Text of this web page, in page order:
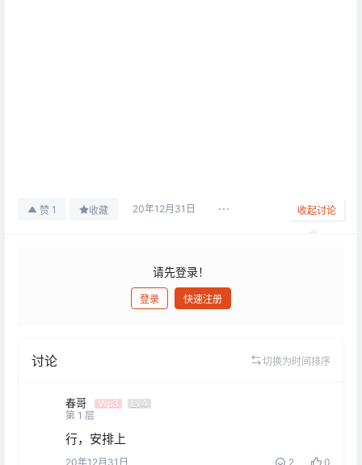
赞 1 收藏 20年12月31日 收起讨论
请先登录！
登录 快速注册
讨论 切换为时间排序
春哥 Vip3
Lv4
第 1 层
行，安排上
20年12月31日 2 0